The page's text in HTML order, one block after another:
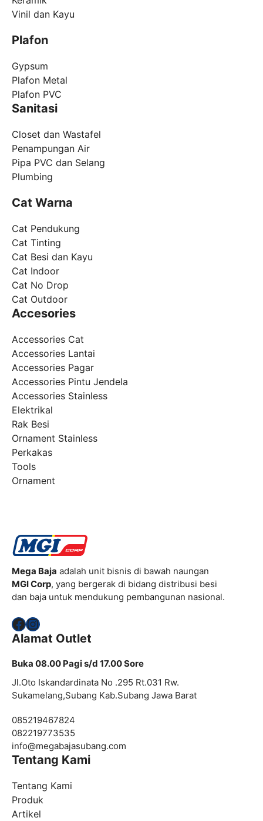
Vinil dan Kayu
Plafon
Gypsum
Plafon Metal
Plafon PVC
Sanitasi
Closet dan Wastafel
Penampungan Air
Pipa PVC dan Selang
Plumbing
Cat Warna
Cat Pendukung
Cat Tinting
Cat Besi dan Kayu
Cat Indoor
Cat No Drop
Cat Outdoor
Accesories
Accessories Cat
Accessories Lantai
Accessories Pagar
Accessories Pintu Jendela
Accessories Stainless
Elektrikal
Rak Besi
Ornament Stainless
Perkakas
Tools
Ornament
Mega Baja adalah unit bisnis di bawah naungan
MGI Corp, yang bergerak di bidang distribusi besi
dan baja untuk mendukung pembangunan nasional.
Facebook
Instagram
Alamat Outlet
Buka 08.00 Pagi s/d 17.00 Sore
Jl.Oto Iskandardinata No .295 Rt.031 Rw.
Sukamelang,Subang Kab.Subang Jawa Barat
085219467824
082219773535
info@megabajasubang.com
Tentang Kami
Tentang Kami
Produk
Artikel